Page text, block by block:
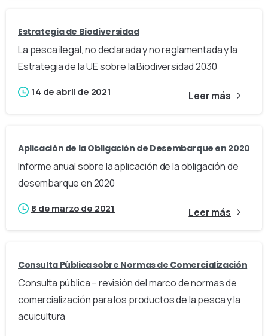
Estrategia de Biodiversidad
La pesca ilegal, no declarada y no reglamentada y la
Estrategia de la UE sobre la Biodiversidad 2030
14 de abril de 2021 Leer más
Aplicación de la Obligación de Desembarque en 2020
Informe anual sobre la aplicación de la obligación de
desembarque en 2020
8 de marzo de 2021 Leer más
Consulta Pública sobre Normas de Comercialización
Consulta pública – revisión del marco de normas de
comercialización para los productos de la pesca y la
acuicultura